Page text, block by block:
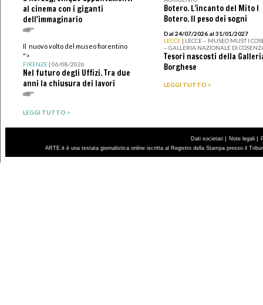
al cinema con i giganti
dell'immaginario
Il nuovo volto del museo fiorentino
">
FIRENZE| 06/08/2026
Nel futuro degli Uffizi. Tra due
anni la chiusura dei lavori
LEGGI TUTTO >
Botero. L’incanto del Mito I
Botero. Il peso dei sogni
Dal 24/07/2026 al 31/01/2027
LECCE | LECCE – MUSEO MUST I
– GALLERIA NAZIONALE DI
Tesori nascosti della
Borghese
LEGGI TUTTO >
Dati societari | Note legali |
ARTE.it è una testata giornalistica online iscritta al Registro della Stampa presso il